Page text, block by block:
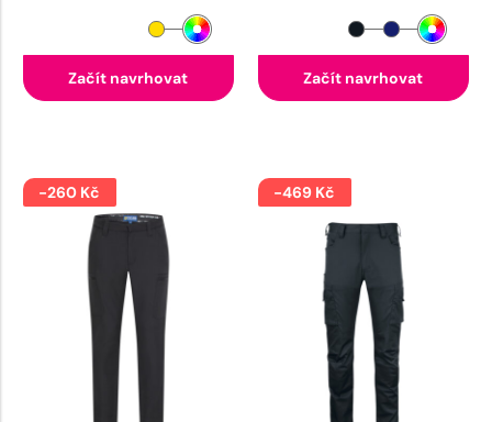
Začít navrhovat Začít navrhovat
-260 Kč -469 Kč